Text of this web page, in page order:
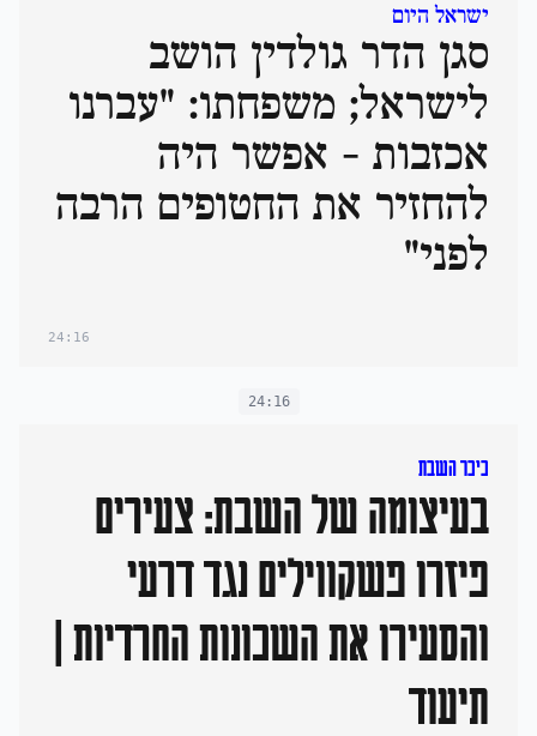
ישראל היום
סגן הדר גולדין הושב
לישראל; משפחתו: "עברנו
אכזבות - אפשר היה
להחזיר את החטופים הרבה
לפני"
24:16
24:16
כיכר השבת
בעיצומה של השבת: צעירים
פיזרו פשקווילים נגד דרעי
והסעירו את השכונות החרדיות |
תיעוד